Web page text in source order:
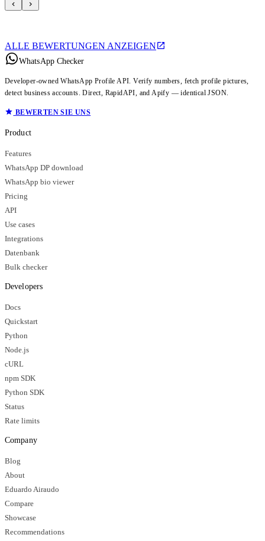
ALLE BEWERTUNGEN ANZEIGEN
WhatsApp Checker
Developer-owned WhatsApp Profile API. Verify numbers, fetch profile pictures,
detect business accounts. Direct, RapidAPI, and Apify — identical JSON.
BEWERTEN SIE UNS
Product
Features
WhatsApp DP download
WhatsApp bio viewer
Pricing
API
Use cases
Integrations
Datenbank
Bulk checker
Developers
Docs
Quickstart
Python
Node.js
cURL
npm SDK
Python SDK
Status
Rate limits
Company
Blog
About
Eduardo Airaudo
Compare
Showcase
Recommendations